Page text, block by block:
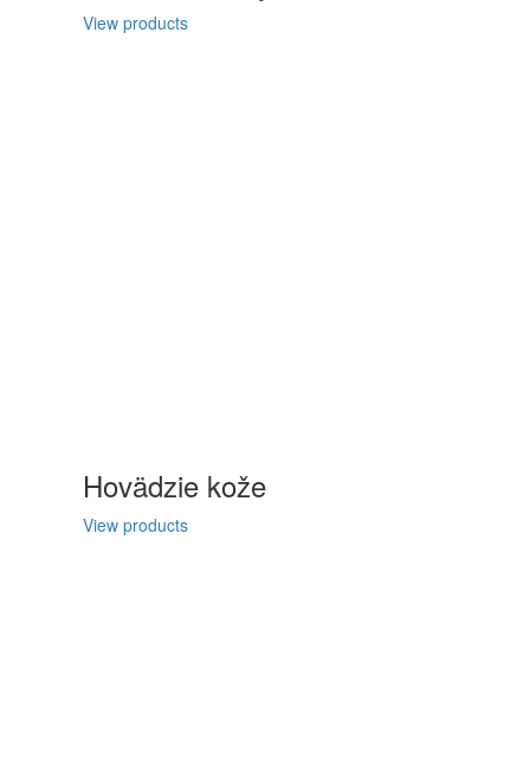
View products
Hovädzie kože
View products